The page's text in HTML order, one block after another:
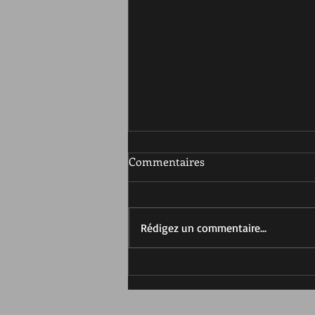
Le n°55-56 de la revue
Desmos/Le lien arrive!
Commentaires
Rédigez un commentaire...